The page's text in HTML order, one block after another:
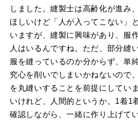
しました。縫製士は高齢化が進み
ほしいけど「人が入ってこない」
いますが、縫製に興味があり、服
人はいるんですね。ただ、部分縫
服を縫っているのか分からず、単
究心を削いでしまいかねないので
を丸縫いすることを前提にしてい
いけれど、人間的というか。1着1
確認しながら、一緒に作り上げて